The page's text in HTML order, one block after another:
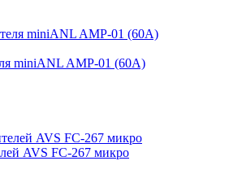
miniANL AMP-01 (60A)
AVS FC-267 микро